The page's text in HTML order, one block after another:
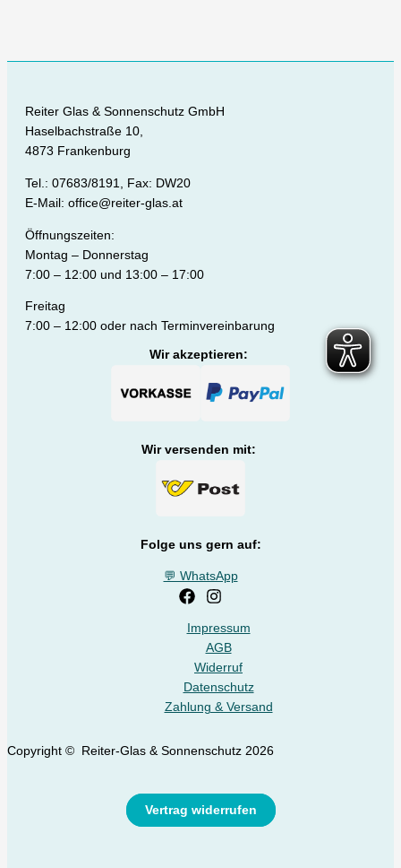
Reiter Glas & Sonnenschutz GmbH
Haselbachstraße 10,
4873 Frankenburg
Tel.: 07683/8191, Fax: DW20
E-Mail: office@reiter-glas.at
Öffnungszeiten:
Montag – Donnerstag
7:00 – 12:00 und 13:00 – 17:00
Freitag
7:00 – 12:00 oder nach Terminvereinbarung
Wir akzeptieren:
Wir versenden mit:
Folge uns gern auf:
💬 WhatsApp
Impressum
AGB
Widerruf
Datenschutz
Zahlung & Versand
Copyright © Reiter-Glas & Sonnenschutz 2026
Vertrag widerrufen